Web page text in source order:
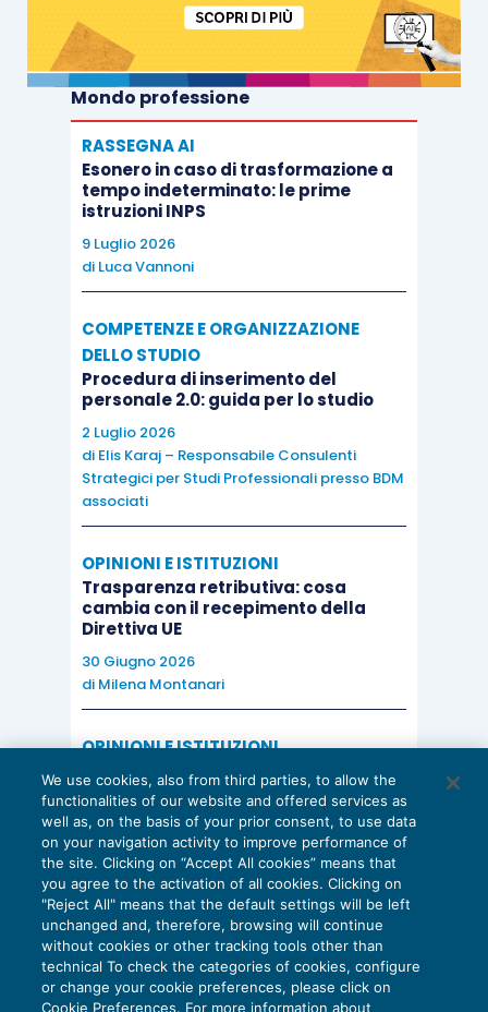
Mondo professione
RASSEGNA AI
Esonero in caso di trasformazione a
tempo indeterminato: le prime
istruzioni INPS
9 Luglio 2026
di Luca Vannoni
COMPETENZE E ORGANIZZAZIONE
DELLO STUDIO
Procedura di inserimento del
personale 2.0: guida per lo studio
2 Luglio 2026
di Elis Karaj – Responsabile Consulenti
Strategici per Studi Professionali presso BDM
associati
OPINIONI E ISTITUZIONI
Trasparenza retributiva: cosa
cambia con il recepimento della
Direttiva UE
30 Giugno 2026
di Milena Montanari
OPINIONI E ISTITUZIONI
Valorizzare il potenziale dello Studio:
una riflessione sul futuro della
consulenza del lavoro
15 Giugno 2026
di Milena Montanari
We use cookies, also from third parties, to allow the
functionalities of our website and offered services as
well as, on the basis of your prior consent, to use data
on your navigation activity to improve performance of
the site. Clicking on “Accept All cookies” means that
you agree to the activation of all cookies. Clicking on
"Reject All" means that the default settings will be left
unchanged and, therefore, browsing will continue
without cookies or other tracking tools other than
technical To check the categories of cookies, configure
or change your cookie preferences, please click on
Cookie Preferences. For more information about